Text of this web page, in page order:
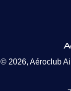
© 2026, Aéroclub